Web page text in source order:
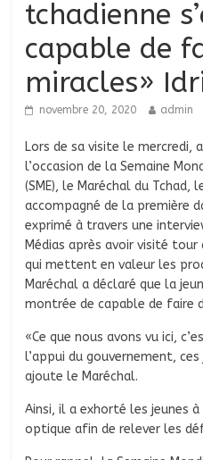
tchadienne
capable de
miracles»
novembre 20, 2020 admin
Lors de sa visite le mercredi,
l’occasion de la Semaine
(SME), le Maréchal du Tchad,
accompagné de la première
exprimé à travers une
Médias après avoir visité
qui mettent en valeur les
Maréchal a déclaré que la
montrée de capable de faire
«Ce que nous avons vu ici,
l’appui du gouvernement,
ajoute le Maréchal.
Ainsi, il a exhorté les jeunes
optique afin de relever les